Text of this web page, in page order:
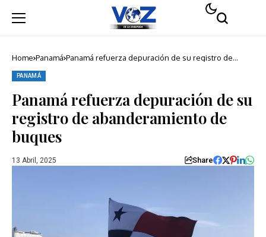
Home Panamá Panamá refuerza depuración de su registro de
PANAMÁ
Panamá refuerza depuración de su
registro de abanderamiento de
buques
13 Abril, 2025 Share